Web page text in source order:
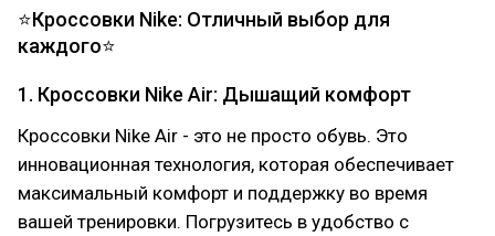
⭐Кроссовки Nike: Отличный выбор для
каждого⭐
1. Кроссовки Nike Air: Дышащий комфорт
Кроссовки Nike Air - это не просто обувь. Это
инновационная технология, которая обеспечивает
максимальный комфорт и поддержку во время
вашей тренировки. Погрузитесь в удобство с